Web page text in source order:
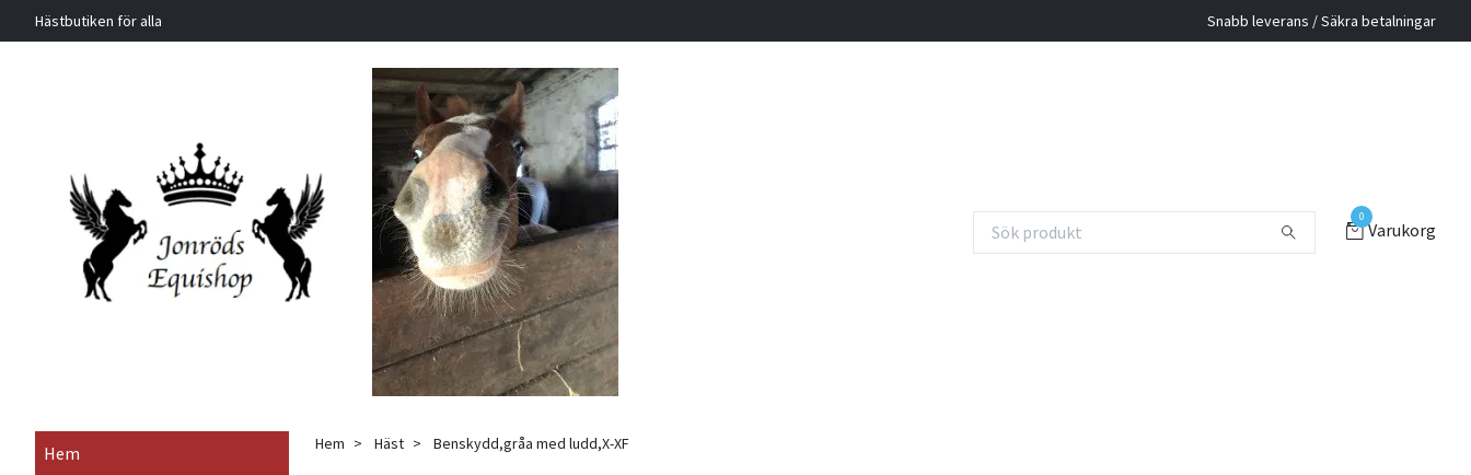
Hästbutiken för alla Snabb leverans / Säkra betalningar
0
Varukorg
Hem Hem Häst Benskydd,gråa med ludd,X-XF